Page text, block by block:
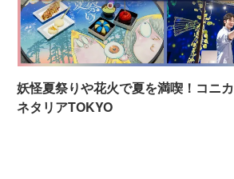
妖怪夏祭りや花火で夏を満喫！コニ
ネタリアTOKYO